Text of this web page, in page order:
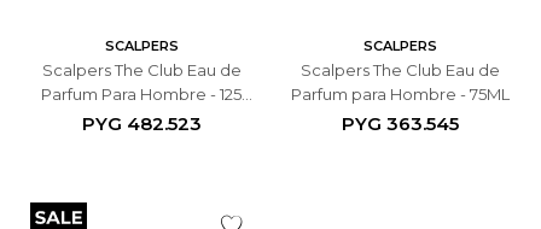
SCALPERS
Scalpers The Club Eau de
Parfum Para Hombre - 125
ML
PYG 482.523
SCALPERS
Scalpers The Club Eau de
Parfum para Hombre - 75ML
PYG 363.545